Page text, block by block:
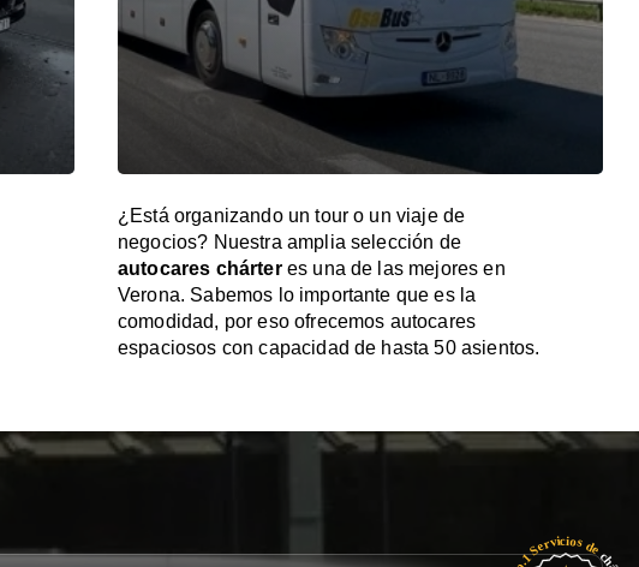
¿Está organizando un tour o un viaje de
negocios? Nuestra amplia selección de
autocares chárteres una de las mejores en
Verona. Sabemos lo importante que es la
comodidad, por eso ofrecemos autocares
espaciosos con capacidad de hasta 50 asientos.